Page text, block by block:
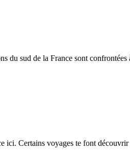
du sud de la France sont
Certains voyages te font découvrir